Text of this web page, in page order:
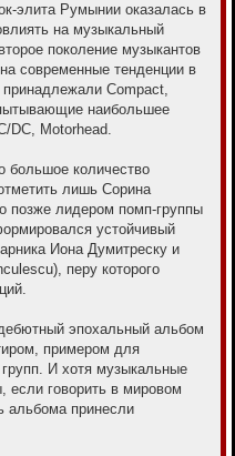
элита Румынии оказалась в
на музыкальный
поколение музыкантов
современные тенденции в
Compact,
наибольшее
DC, Motorhead.
большое количество
лишь Сорина
позже лидером помп-группы
устойчивый
Иона Думитреску и
перу которого
эпохальный альбом
примером для
И хотя музыкальные
если говорить в мировом
альбома принесли